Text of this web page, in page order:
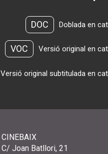
DOC Doblada en
VOC Versió original en
Versió original subtitulada en
CINEBAIX
C/ Joan Batllori, 21